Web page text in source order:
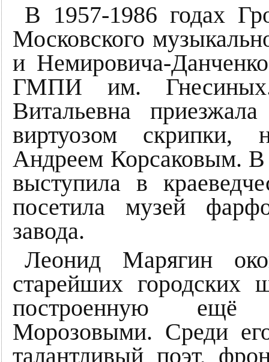
В 1957-1986 годах
Московского
и Немировича-
ГМПИ им.
Витальевна
виртуозом скрипки,
Андреем Корсаковым. В
выступила в
посетила музей
завода.
Леонид Марягин
старейших городских
построенную ещё
Морозовыми. Среди
талантливый поэт,